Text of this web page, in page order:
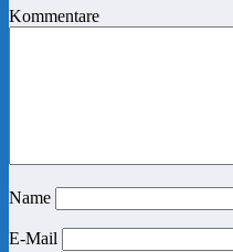
Kommentare
Name
E-Mail